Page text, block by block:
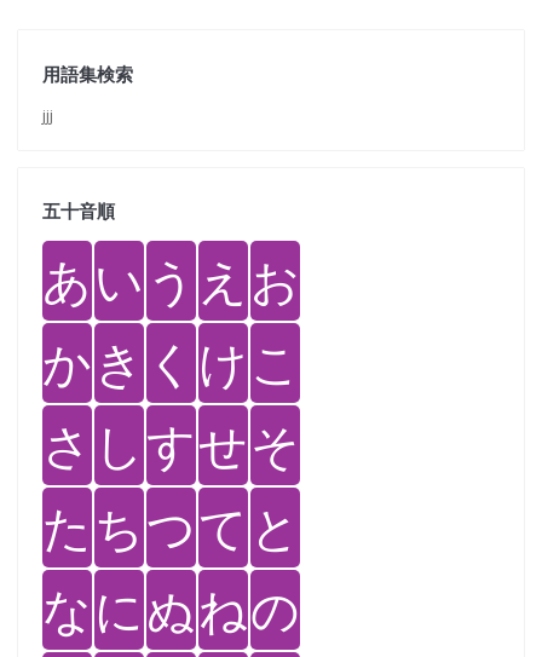
用語集検索
jjj
五十音順
あい う え お
かき く けこ
さ しすせそ
た ちつて と
なにぬねの